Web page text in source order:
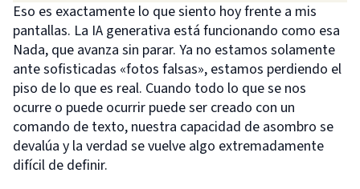
Eso es exactamente lo que siento hoy frente a mis
pantallas. La IA generativa está funcionando como esa
Nada, que avanza sin parar. Ya no estamos solamente
ante sofisticadas «fotos falsas», estamos perdiendo el
piso de lo que es real. Cuando todo lo que se nos
ocurre o puede ocurrir puede ser creado con un
comando de texto, nuestra capacidad de asombro se
devalúa y la verdad se vuelve algo extremadamente
difícil de definir.